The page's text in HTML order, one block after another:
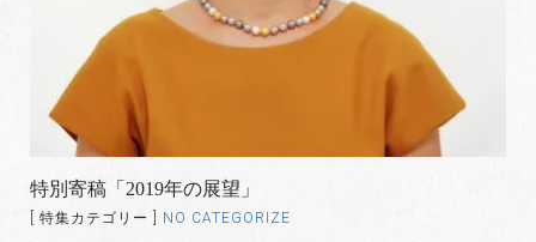
特別寄稿「2019年の展望」
[ 特集カテゴリー ] NO CATEGORIZE